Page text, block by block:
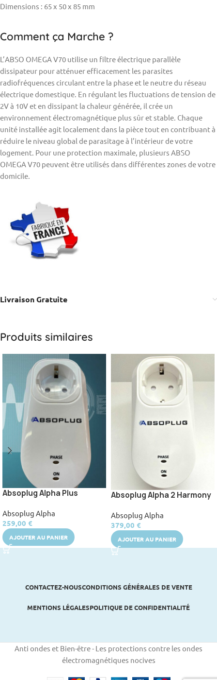
Dimensions : 65 x 50 x 85 mm
Comment ça Marche ?
L’ABSO OMEGA V70 utilise un filtre électrique parallèle
dissipateur pour atténuer efficacement les parasites
radiofréquences circulant entre la phase et le neutre du réseau
électrique domestique. En régulant les fluctuations de tension de
2V à 10V et en dissipant la chaleur générée, il crée un
environnement électromagnétique plus sûr et stable. Chaque
unité installée agit localement dans la pièce tout en contribuant à
réduire le niveau global de parasitage à l’intérieur de votre
logement. Pour une protection maximale, plusieurs ABSO
OMEGA V70 peuvent être utilisés dans différentes zones de votre
domicile.
Livraison Gratuite
Produits similaires
Absoplug Alpha Plus
Absoplug Alpha
259,00 €
AJOUTER AU PANIER
Absoplug Alpha 2 Harmony
Absoplug Alpha
379,00 €
AJOUTER AU PANIER
CONTACTEZ-NOUSCONDITIONS GÉNÉRALES DE VENTE
MENTIONS LÉGALESPOLITIQUE DE CONFIDENTIALITÉ
Anti ondes et Bien-être - Les protections contre les ondes
électromagnétiques nocives